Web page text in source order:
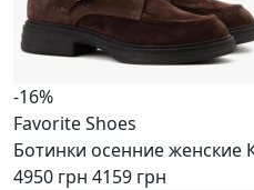
-16%
Favorite Shoes
Ботинки осенние женские
4950 грн 4159 грн